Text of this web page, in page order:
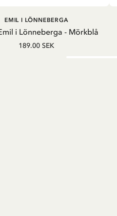
LÄGG I VARUKORG
i Lönneberga - Mörkblå
EMIL I LÖNNEBERGA
189.00 SEK